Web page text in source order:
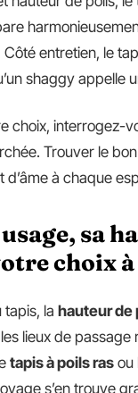
entretien, le
shaggy
choix, interrogez-
Trouver le
à chaque
sa
choix
tapis, la hauteur de
lieux de passage
tapis à poils ras ou
s’en trouve